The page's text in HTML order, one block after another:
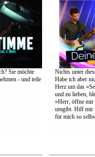
Sie möchte
- und teile
Nichts unter
Habe ich aber
Herz um das
und zu lieben,
»Herr, öffne mir
umgibt. Hilf mir
für mich so